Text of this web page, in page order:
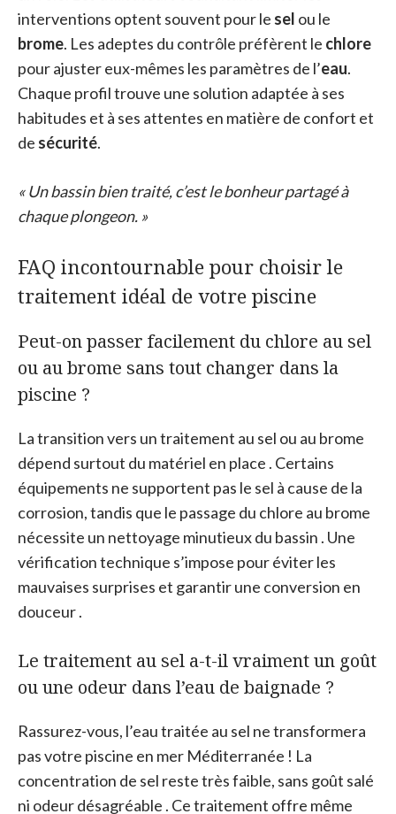
interventions optent souvent pour le sel ou le
brome. Les adeptes du contrôle préfèrent le chlore
pour ajuster eux-mêmes les paramètres de l’eau.
Chaque profil trouve une solution adaptée à ses
habitudes et à ses attentes en matière de confort et
de sécurité.
« Un bassin bien traité, c’est le bonheur partagé à
chaque plongeon. »
FAQ incontournable pour choisir le
traitement idéal de votre piscine
Peut-on passer facilement du chlore au sel
ou au brome sans tout changer dans la
piscine ?
La transition vers un traitement au sel ou au brome
dépend surtout du matériel en place . Certains
équipements ne supportent pas le sel à cause de la
corrosion, tandis que le passage du chlore au brome
nécessite un nettoyage minutieux du bassin . Une
vérification technique s’impose pour éviter les
mauvaises surprises et garantir une conversion en
douceur .
Le traitement au sel a-t-il vraiment un goût
ou une odeur dans l’eau de baignade ?
Rassurez-vous, l’eau traitée au sel ne transformera
pas votre piscine en mer Méditerranée ! La
concentration de sel reste très faible, sans goût salé
ni odeur désagréable . Ce traitement offre même